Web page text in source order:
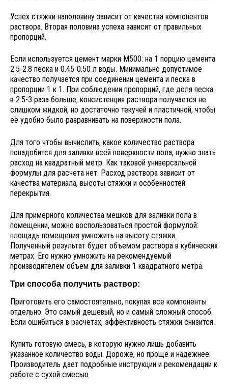
Успех стяжки наполовину зависит от качества компонентов
раствора. Вторая половина успеха зависит от правильных
пропорций.
Если используется цемент марки М500: на 1 порцию цемента
2.5-2.8 песка и 0.45-0.50 л воды. Минимально допустимое
качество получается при соединении цемента и песка в
пропорции 1 к 1. При соблюдении пропорций, где доля песка
в 2.5-3 раза больше, консистенция раствора получается не
слишком жидкой, но достаточно текучей и пластичной, чтобы
её удобно было разравнивать на поверхности пола.
Для того чтобы вычислить, какое количество раствора
понадобится для заливки всей поверхности пола, нужно знать
расход на квадратный метр. Как таковой универсальной
формулы для расчета нет. Расход раствора зависит от
качества материала, высоты стяжки и особенностей
перекрытия.
Для примерного количества мешков для заливки пола в
помещении, можно воспользоваться простой формулой:
площадь помещения умножить на высоту стяжки.
Полученный результат будет объемом раствора в кубических
метрах. Его нужно умножить на рекомендуемый
производителем объем для заливки 1 квадратного метра.
Три способа получить раствор:
Приготовить его самостоятельно, покупая все компоненты
отдельно. Это самый дешевый, но и самый сложный способ.
Если ошибиться в расчетах, эффективность стяжки снизится.
Купить готовую смесь, в которую нужно лишь добавить
указанное количество воды. Дороже, но проще и надежнее.
Производитель дает подробные инструкции и рекомендации к
работе с сухой смесью.